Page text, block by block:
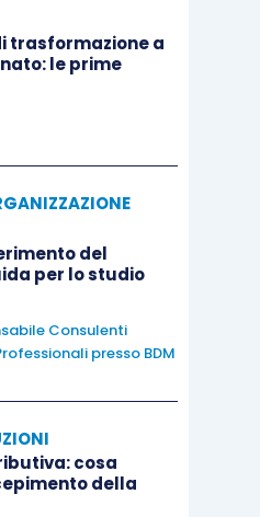
trasformazione a
le prime
del
per lo studio
Consulenti
presso BDM
cosa
della